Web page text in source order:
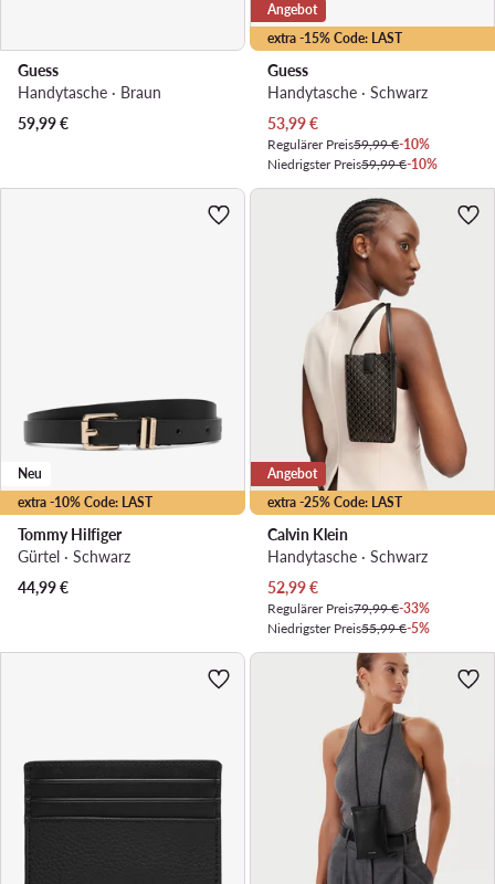
Guess
Handytasche · Braun
59,99€
extra -15% Code: LAST
Angebot
Guess
Handytasche · Schwarz
Aktueller Preis
53,99€
Regulärer Preis59,99 €-10%
Niedrigster Preis59,99 €-10%
extra -10% Code: LAST
Neu
Tommy Hilfiger
Gürtel · Schwarz
44,99€
extra -25% Code: LAST
Angebot
Calvin Klein
Handytasche · Schwarz
Aktueller Preis
52,99€
Regulärer Preis79,99 €-33%
Niedrigster Preis55,99 €-5%